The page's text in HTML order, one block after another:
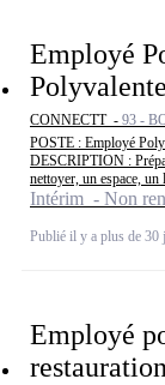
Employé
CONNECTT - 93 -
POSTE : Employé
DESCRIPTION :
nettoyer, un espace,
Intérim - Non
Publié il y a plus de 30
Employé